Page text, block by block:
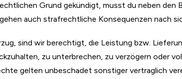
Grund gekündigt, musst du neben den
auch strafrechtliche Konsequenzen nach
sind wir berechtigt, die Leistung bzw.
zu unterbrechen, zu verzögern oder
gelten unbeschadet sonstiger vertraglich